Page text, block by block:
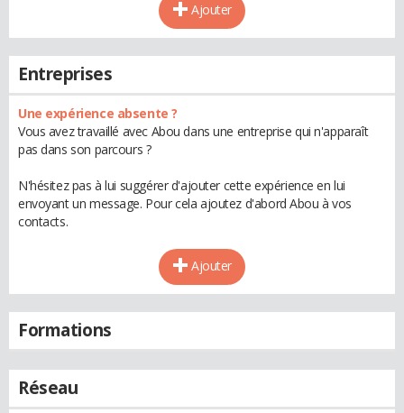
Ajouter
Entreprises
Une expérience absente ?
Vous avez travaillé avec Abou dans une entreprise qui n'apparaît
pas dans son parcours ?
N'hésitez pas à lui suggérer d'ajouter cette expérience en lui
envoyant un message. Pour cela ajoutez d'abord Abou à vos
contacts.
Ajouter
Formations
Réseau